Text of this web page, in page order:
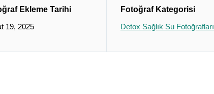
Ekleme Tarihi
19, 2025
Fotoğraf Kategorisi
Detox Sağlık Su Fotoğrafları